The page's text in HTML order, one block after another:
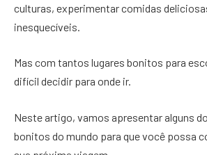
culturas, experimentar comidas
inesquecíveis.
Mas com tantos lugares bonitos para
difícil decidir para onde ir.
Neste artigo, vamos apresentar alguns
bonitos do mundo para que você possa